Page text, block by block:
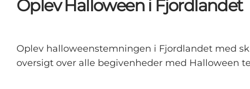
Overnatning
Oplev Halloween i Fjordlandet
Oplev halloweenstemningen i Fjordlandet med
oversigt over alle begivenheder med Halloween